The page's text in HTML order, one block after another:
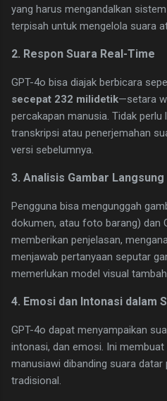
yang harus mengandalkan
terpisah untuk mengelola suara
2. Respon Suara Real-Time
GPT-4o bisa diajak berbicara
secepat 232 milidetik—setara
percakapan manusia. Tidak
transkripsi atau penerjemahan
versi sebelumnya.
3. Analisis Gambar Langsung
Pengguna bisa mengunggah
dokumen, atau foto barang) dan
memberikan penjelasan,
menjawab pertanyaan seputar
memerlukan model visual
4. Emosi dan Intonasi dalam
GPT-4o dapat menyampaikan
intonasi, dan emosi. Ini
manusiawi dibanding suara datar
tradisional.